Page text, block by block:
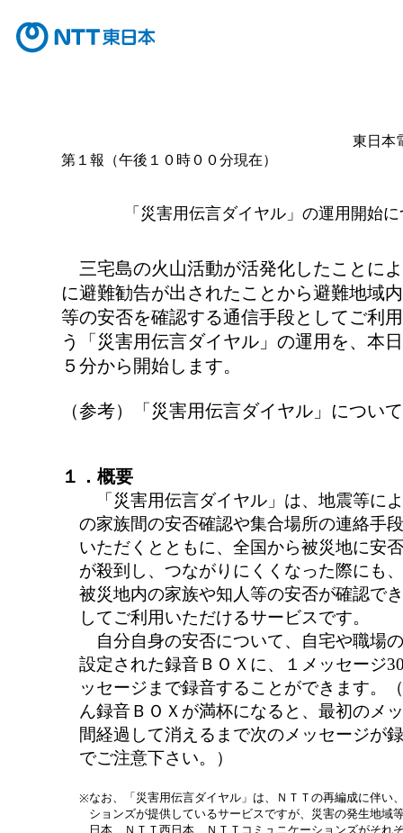
東日本
第１報（午後１０時００分現在）
「災害用伝言ダイヤル」の運用開始
三宅島の火山活動が活発化したことに
に避難勧告が出されたことから避難地域
等の安否を確認する通信手段としてご利
う「災害用伝言ダイヤル」の運用を、本
５分から開始します。
（参考）「災害用伝言ダイヤル」について
１．概要
「災害用伝言ダイヤル」は、地震等に
の家族間の安否確認や集合場所の連絡手
いただくとともに、全国から被災地に安
が殺到し、つながりにくくなった際にも
被災地内の家族や知人等の安否が確認で
してご利用いただけるサービスです。
自分自身の安否について、自宅や職場
設定された録音ＢＯＸに、１メッセージ
ッセージまで録音することができます。
ん録音ＢＯＸが満杯になると、最初のメ
間経過して消えるまで次のメッセージが
でご注意下さい。）
※なお、「災害用伝言ダイヤル」は、ＮＴＴの再編成に伴い
ションズが提供しているサービスですが、災害の発生地域
日本、ＮＴＴ西日本、ＮＴＴコミュニケーションズがそれ